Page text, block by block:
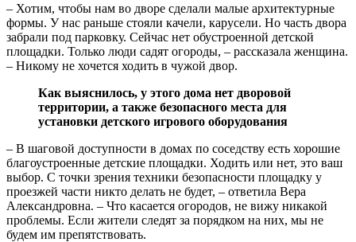
– Хотим, чтобы нам во дворе сделали малые архитектурные
формы. У нас раньше стояли качели, карусели. Но часть двора
забрали под парковку. Сейчас нет обустроенной детской
площадки. Только люди садят огороды, – рассказала женщина.
– Никому не хочется ходить в чужой двор.
Как выяснилось, у этого дома нет дворовой
территории, а также безопасного места для
установки детского игрового оборудования
– В шаговой доступности в домах по соседству есть хорошие
благоустроенные детские площадки. Ходить или нет, это ваш
выбор. С точки зрения техники безопасности площадку у
проезжей части никто делать не будет, – ответила Вера
Александровна. – Что касается огородов, не вижу никакой
проблемы. Если жители следят за порядком на них, мы не
будем им препятствовать.